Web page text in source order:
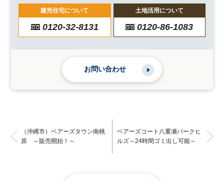
建売住宅について
0120-32-8131
土地活用について
0120-86-1083
お問い合わせ
（沖縄市）ベアーズタウン南桃
原 ～販売開始！～
ベアーズコート八重瀬パークヒ
ルズ～24時間ゴミ出し可能～